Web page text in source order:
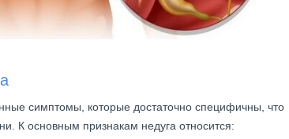
симптомы, которые достаточно специфичны, что
К основным признакам недуга относится: